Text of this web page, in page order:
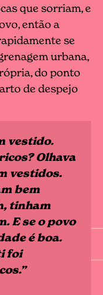
que sorriam, e
então a
se
urbana,
do ponto
de despejo
vestido.
Olhava
vestidos.
bem
tinham
E se o povo
é boa.
foi